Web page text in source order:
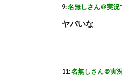
9:名無しさん＠実況
ヤバいな
11:名無しさん＠実